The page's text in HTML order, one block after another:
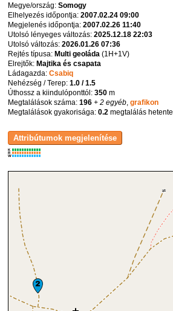
Megye/ország:Somogy
Elhelyezés időpontja:2007.02.24 09:00
Megjelenés időpontja:2007.02.26 11:40
Utolsó lényeges változás:2025.12.18 22:03
Utolsó változás:2026.01.26 07:36
Rejtés típusa:Multi geoláda (1H+1V)
Elrejtők:Majtika és csapata
Ládagazda:Csabiq
Nehézség / Terep:1.0 / 1.5
Úthossz a kiindulóponttól:350 m
Megtalálások száma:196 + 2 egyéb ,grafikon
Megtalálások gyakorisága:0.2 megtalálás hetente
K
R
W